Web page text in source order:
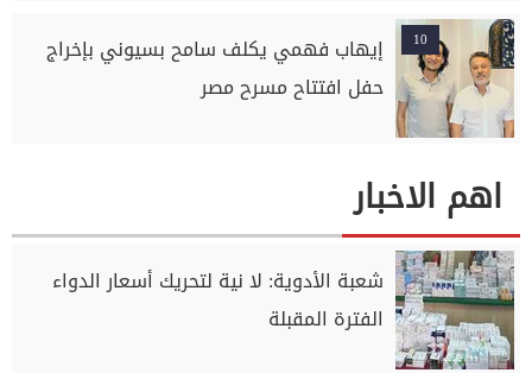
10
إيهاب فهمي يكلف سامح بسيوني بإخراج
حفل افتتاح مسرح مصر
اهم الاخبار
شعبة الأدوية: لا نية لتحريك أسعار الدواء
الفترة المقبلة